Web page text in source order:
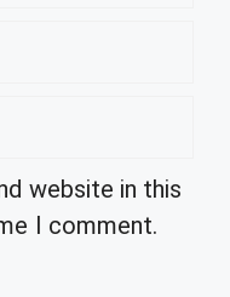
website in this
I comment.